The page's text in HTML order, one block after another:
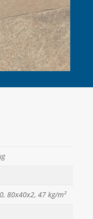
80x40x2, 47 kg/m²